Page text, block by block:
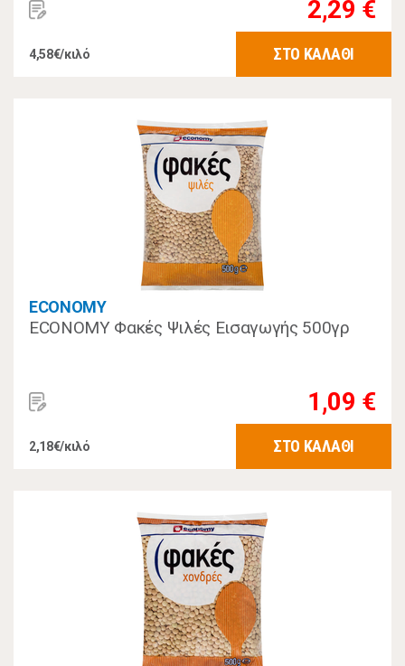
2,29 €
4,58€/κιλό ΣΤΟ ΚΑΛΑΘΙ
ECONOMY
ECONOMY Φακές Ψιλές Εισαγωγής 500γρ
1,09 €
2,18€/κιλό ΣΤΟ ΚΑΛΑΘΙ